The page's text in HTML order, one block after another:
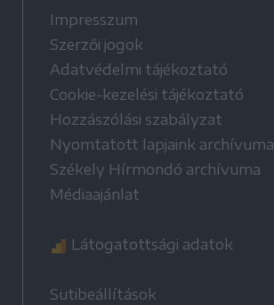
Impresszum
Szerzői jogok
Adatvédelmi tájékoztató
Cookie-kezelési tájékoztató
Hozzászólási szabályzat
Nyomtatott lapjaink archívuma
Székely Hírmondó archívuma
Médiaajánlat
Látogatottsági adatok
Sütibeállítások